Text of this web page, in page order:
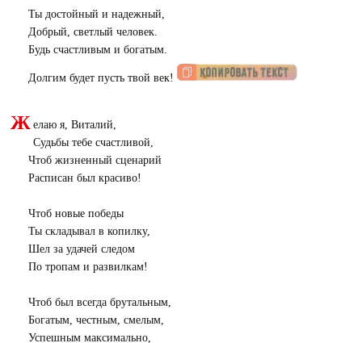
Ты достойный и надежный,
Добрый, светлый человек.
Будь счастливым и богатым.
Долгим будет пусть твой век!
Ж елаю я, Виталий,
Судьбы тебе счастливой,
Чтоб жизненный сценарий
Расписан был красиво!
Чтоб новые победы
Ты складывал в копилку,
Шел за удачей следом
По тропам и развилкам!
Чтоб был всегда брутальным,
Богатым, честным, смелым,
Успешным максимально,